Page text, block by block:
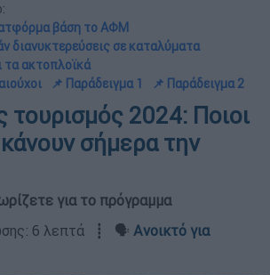
βάση το ΑΦΜ
διανυκτερεύσεις σε καταλύματα
τα ακτοπλοϊκά
📌 Παράδειγμα 1 📌 Παράδειγμα 2
τουρισμός 2024: Ποιοι
κάνουν σήμερα την
για το πρόγραμμα
6 λεπτά ┋ 🗣️ Ανοικτό για